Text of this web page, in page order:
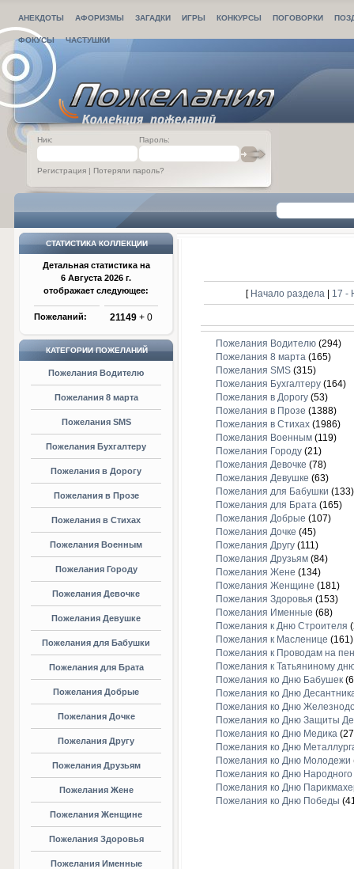
АНЕКДОТЫ АФОРИЗМЫ ЗАГАДКИ ИГРЫ КОНКУРСЫ ПОГОВОРКИ
ФОКУСЫ ЧАСТУШКИ
Ник: Пароль:
Регистрация | Потеряли пароль?
СТАТИСТИКА КОЛЛЕКЦИИ
Детальная статистика на
6 Августа 2026 г.
отображает следующее:
Пожеланий: 21149 + 0
КАТЕГОРИИ ПОЖЕЛАНИЙ
Пожелания Водителю
Пожелания 8 марта
Пожелания SMS
Пожелания Бухгалтеру
Пожелания в Дорогу
Пожелания в Прозе
Пожелания в Стихах
Пожелания Военным
Пожелания Городу
Пожелания Девочке
Пожелания Девушке
Пожелания для Бабушки
Пожелания для Брата
Пожелания Добрые
Пожелания Дочке
Пожелания Другу
Пожелания Друзьям
Пожелания Жене
Пожелания Женщине
Пожелания Здоровья
Пожелания Именные
[ Начало раздела | 17 -
Пожелания Водителю (294)
Пожелания 8 марта (165)
Пожелания SMS (315)
Пожелания Бухгалтеру (164)
Пожелания в Дорогу (53)
Пожелания в Прозе (1388)
Пожелания в Стихах (1986)
Пожелания Военным (119)
Пожелания Городу (21)
Пожелания Девочке (78)
Пожелания Девушке (63)
Пожелания для Бабушки (133)
Пожелания для Брата (165)
Пожелания Добрые (107)
Пожелания Дочке (45)
Пожелания Другу (111)
Пожелания Друзьям (84)
Пожелания Жене (134)
Пожелания Женщине (181)
Пожелания Здоровья (153)
Пожелания Именные (68)
Пожелания к Дню Строителя
Пожелания к Масленице (161)
Пожелания к Проводам на
Пожелания к Татьяниному
Пожелания ко Дню Бабушек
Пожелания ко Дню
Пожелания ко Дню
Пожелания ко Дню Защиты
Пожелания ко Дню Медика
Пожелания ко Дню
Пожелания ко Дню Молодежи
Пожелания ко Дню Народного
Пожелания ко Дню
Пожелания ко Дню Победы